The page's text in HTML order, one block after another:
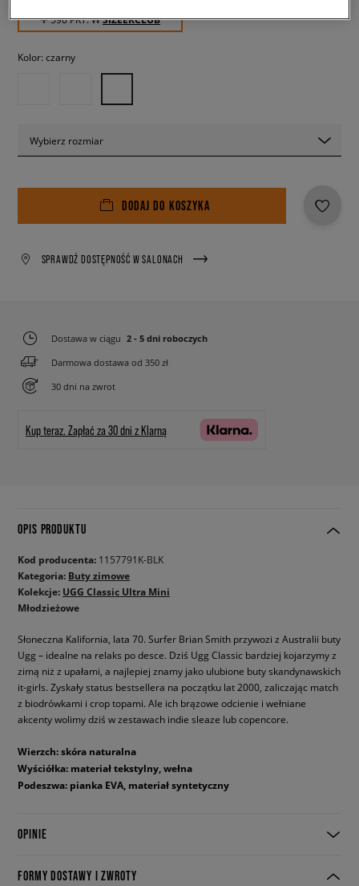
✛ 590 PKT. WSIZEERCLUB
Kolor: czarny
Wybierz rozmiar
DODAJ DO KOSZYKA
SPRAWDŹ DOSTĘPNOŚĆ W SALONACH
Dostawa w ciągu 2 - 5 dni roboczych
Darmowa dostawa od 350 zł
30 dni na zwrot
Kup teraz. Zapłać za 30 dni z Klarną
OPIS PRODUKTU
Kod producenta: 1157791K-BLK
Kategoria: Buty zimowe
Kolekcje: UGG Classic Ultra Mini
Młodzieżowe
Słoneczna Kalifornia, lata 70. Surfer Brian Smith przywozi z Australii buty
Ugg – idealne na relaks po desce. Dziś Ugg Classic bardziej kojarzymy z
zimą niż z upałami, a najlepiej znamy jako ulubione buty skandynawskich
it-girls. Zyskały status bestsellera na początku lat 2000, zaliczając match
z biodrówkami i crop topami. Ale ich brązowe odcienie i wełniane
akcenty wolimy dziś w zestawach indie sleaze lub copencore.
Wierzch: skóra naturalna
Wyściółka: materiał tekstylny, wełna
Podeszwa: pianka EVA, materiał syntetyczny
OPINIE
FORMY DOSTAWY I ZWROTY